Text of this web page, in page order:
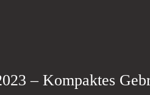
– Kompaktes